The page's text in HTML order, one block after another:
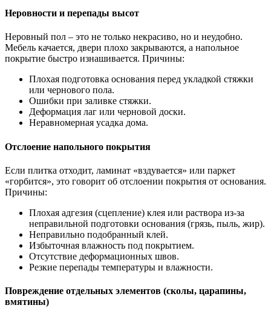
Неровности и перепады высот
Неровный пол – это не только некрасиво, но и неудобно.
Мебель качается, двери плохо закрываются, а напольное
покрытие быстро изнашивается. Причины:
Плохая подготовка основания перед укладкой стяжки
или чернового пола.
Ошибки при заливке стяжки.
Деформация лаг или черновой доски.
Неравномерная усадка дома.
Отслоение напольного покрытия
Если плитка отходит, ламинат «вздувается» или паркет
«горбится», это говорит об отслоении покрытия от основания.
Причины:
Плохая адгезия (сцепление) клея или раствора из-за
неправильной подготовки основания (грязь, пыль, жир).
Неправильно подобранный клей.
Избыточная влажность под покрытием.
Отсутствие деформационных швов.
Резкие перепады температуры и влажности.
Повреждение отдельных элементов (сколы, царапины,
вмятины)